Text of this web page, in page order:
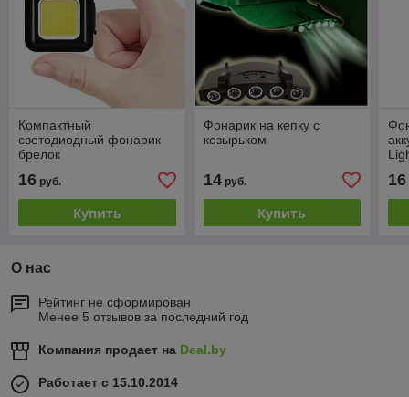
Компактный
светодиодный фонарик
брелок
16 руб.
Купить
Фонарик на кепку с
козырьком
14руб.
Купить
16
О нас
Рейтинг не сформирован
Менее 5 отзывов за последний год
Компания продает на Deal.by
Работает с 15.10.2014